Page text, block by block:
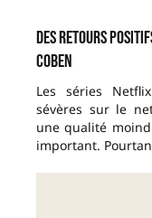
Des retours
Coben
Les séries
sévères sur le
une qualité
important.